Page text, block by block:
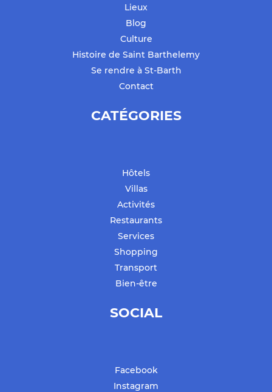
Lieux
Blog
Culture
Histoire de Saint Barthelemy
Se rendre à St-Barth
Contact
CATÉGORIES
Hôtels
Villas
Activités
Restaurants
Services
Shopping
Transport
Bien-être
SOCIAL
Facebook
Instagram